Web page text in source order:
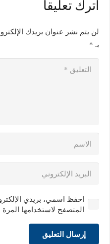
اترك تعليقاً
لن يتم نشر عنوان بريدك
بـ *
احفظ اسمي، بريدي
المتصفح لاستخدامها
إرسال التعليق